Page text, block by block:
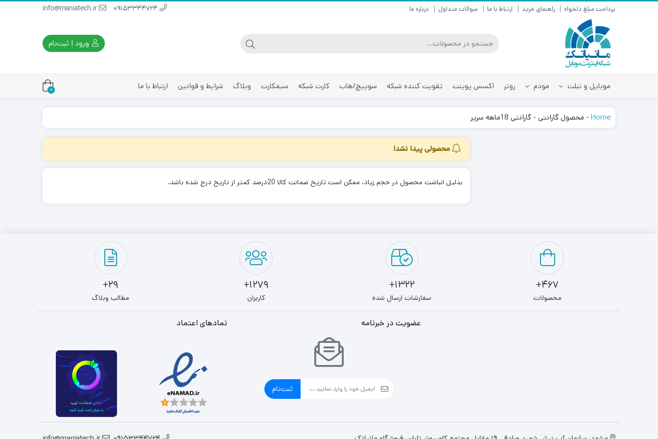
پرداخت مبلغ دلخواه راهنمای خرید ارتباط با ما سوالات متداول درباره ما
ورود | ثبت‌نام
موبایل و تبلت مودم روتر اکسس پوینت تقویت کننده شبکه سوییچ/هاب کارت شبکه سیمکارت وبلاگ شرایط و قوانین ارتباط با ما 0
Home
- محصول گارانتی - گارانتی 18ماهه سریر
محصولی پیدا نشد!
بدلیل انباشت محصول در حجم زیاد، ممکن است تاریخ ضمانت کالا 20درصد کمتر از تاریخ درج شده باشد.
467+
محصولات
1322+
سفارشات ارسال شده
1279+
کاربران
29+
مطالب وبلاگ
عضویت در خبرنامه
ثبت‌نام
نمادهای اعتماد